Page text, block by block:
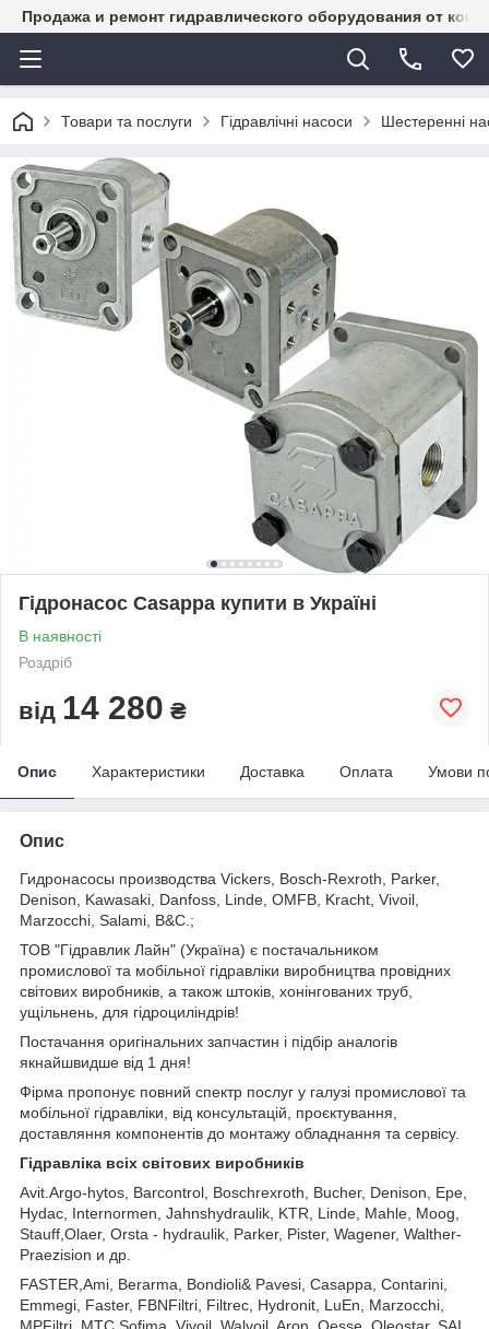
Продажа и ремонт гидравлического оборудования от
Товари та послуги Гідравлічні насоси Шестеренні
Гідронасос Сasappa купити в Україні
В наявності
Роздріб
від 14 280 ₴
Опис Характеристики Доставка Оплата Умови
Опис
Гидронасосы производства Vickers, Bosch-Rexroth, Parker,
Denison, Kawasaki, Danfoss, Linde, OMFB, Kracht, Vivoil,
Marzocchi, Salami, B&C.;
ТОВ "Гідравлик Лайн" (Україна) є постачальником
промислової та мобільної гідравліки виробництва провідних
світових виробників, а також штоків, хонінгованих труб,
ущільнень, для гідроциліндрів!
Постачання оригінальних запчастин і підбір аналогів
якнайшвидше від 1 дня!
Фірма пропонує повний спектр послуг у галузі промислової та
мобільної гідравліки, від консультацій, проєктування,
доставляння компонентів до монтажу обладнання та сервісу.
Гідравліка всіх світових виробників
Avit.Argo-hytos, Barcontrol, Boschrexroth, Bucher, Denison, Epe,
Hydac, Internormen, Jahnshydraulik, KTR, Linde, Mahle, Moog,
Stauff,Olaer, Orsta - hydraulik, Parker, Pister, Wagener, Walther-
Praezision и др.
FASTER,Ami, Berarma, Bondioli& Pavesi, Casappa, Contarini,
Emmegi, Faster, FBNFiltri, Filtrec, Hydronit, LuEn, Marzocchi,
MPFiltri, MTC,Sofima, Vivoil, Walvoil, Aron, Oesse, Oleostar, SAI,